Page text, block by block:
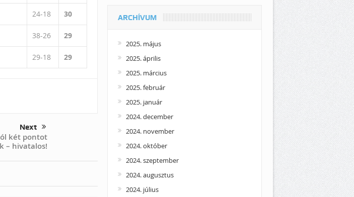
24-18 30
38-26 29
29-18 29
Next
két pontot
– hivatalos!
ARCHÍVUM
2025. május
2025. április
2025. március
2025. február
2025. január
2024. december
2024. november
2024. október
2024. szeptember
2024. augusztus
2024. július